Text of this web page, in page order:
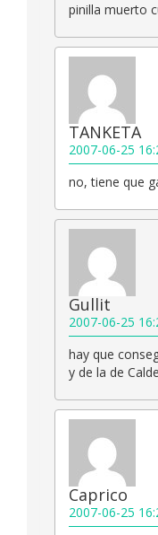
pinilla muerto
TANKETA
2007-06-25
no, tiene que
Gullit
2007-06-25
hay que
y de la de
Caprico
2007-06-25